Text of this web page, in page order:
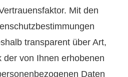
Mit den
transparent über Art,
der von Ihnen erhobenen
Daten